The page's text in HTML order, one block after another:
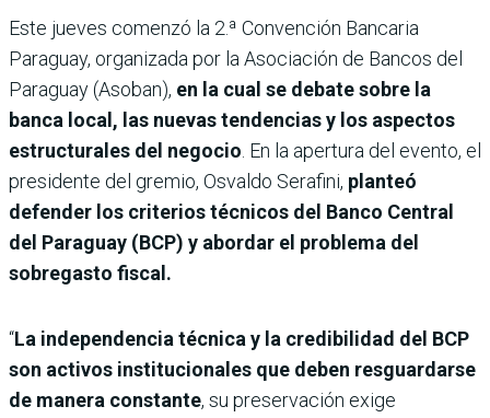
Este jueves comenzó la 2.ª Convención Bancaria
Paraguay, organizada por la Asociación de Bancos del
Paraguay (Asoban), en la cual se debate sobre la
banca local, las nuevas tendencias y los aspectos
estructurales del negocio . En la apertura del evento, el
presidente del gremio, Osvaldo Serafini, planteó
defender los criterios técnicos del Banco Central
del Paraguay (BCP) y abordar el problema del
sobregasto fiscal.
“La independencia técnica y la credibilidad del BCP
son activos institucionales que deben resguardarse
de manera constante, su preservación exige